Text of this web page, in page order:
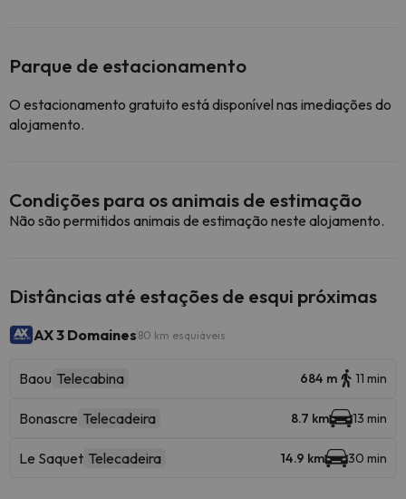
Parque de estacionamento
O estacionamento gratuito está disponível nas imediações do
alojamento.
Condições para os animais de estimação
Não são permitidos animais de estimação neste alojamento.
Distâncias até estações de esqui próximas
AX 3 Domaines 80 km esquiáveis
Baou Telecabina 684 m 11 min
Bonascre Telecadeira 8.7 km 13 min
Le Saquet Telecadeira 14.9 km 30 min